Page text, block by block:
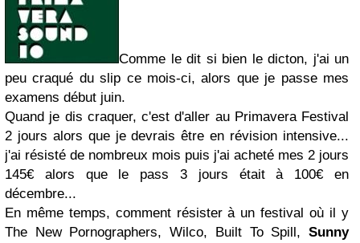
Comme le dit si bien le dicton, j'ai un
peu craqué du slip ce mois-ci, alors que je passe mes
examens début juin.
Quand je dis craquer, c'est d'aller au Primavera Festival
2 jours alors que je devrais être en révision intensive...
j'ai résisté de nombreux mois puis j'ai acheté mes 2 jours
145€ alors que le pass 3 jours était à 100€ en
décembre...
En même temps, comment résister à un festival où il y
The New Pornographers, Wilco, Built To Spill, Sunny